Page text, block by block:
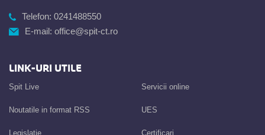
Telefon: 0241488550
E-mail: office@spit-ct.ro
LINK-URI UTILE
Spit Live
Noutatile in format RSS
Legislatie
Servicii online
UES
Certificari